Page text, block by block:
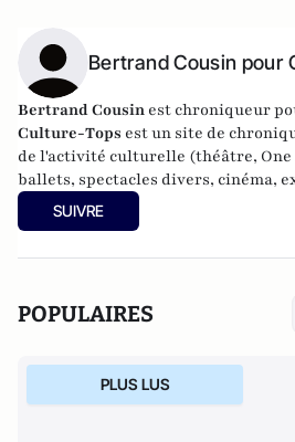
Bertrand Cousin pour
Bertrand Cousin est chroniqueur
Culture-Tops est un site de
de l'activité culturelle (théâtre, One
ballets, spectacles divers, cinéma,
SUIVRE
POPULAIRES
PLUS LUS